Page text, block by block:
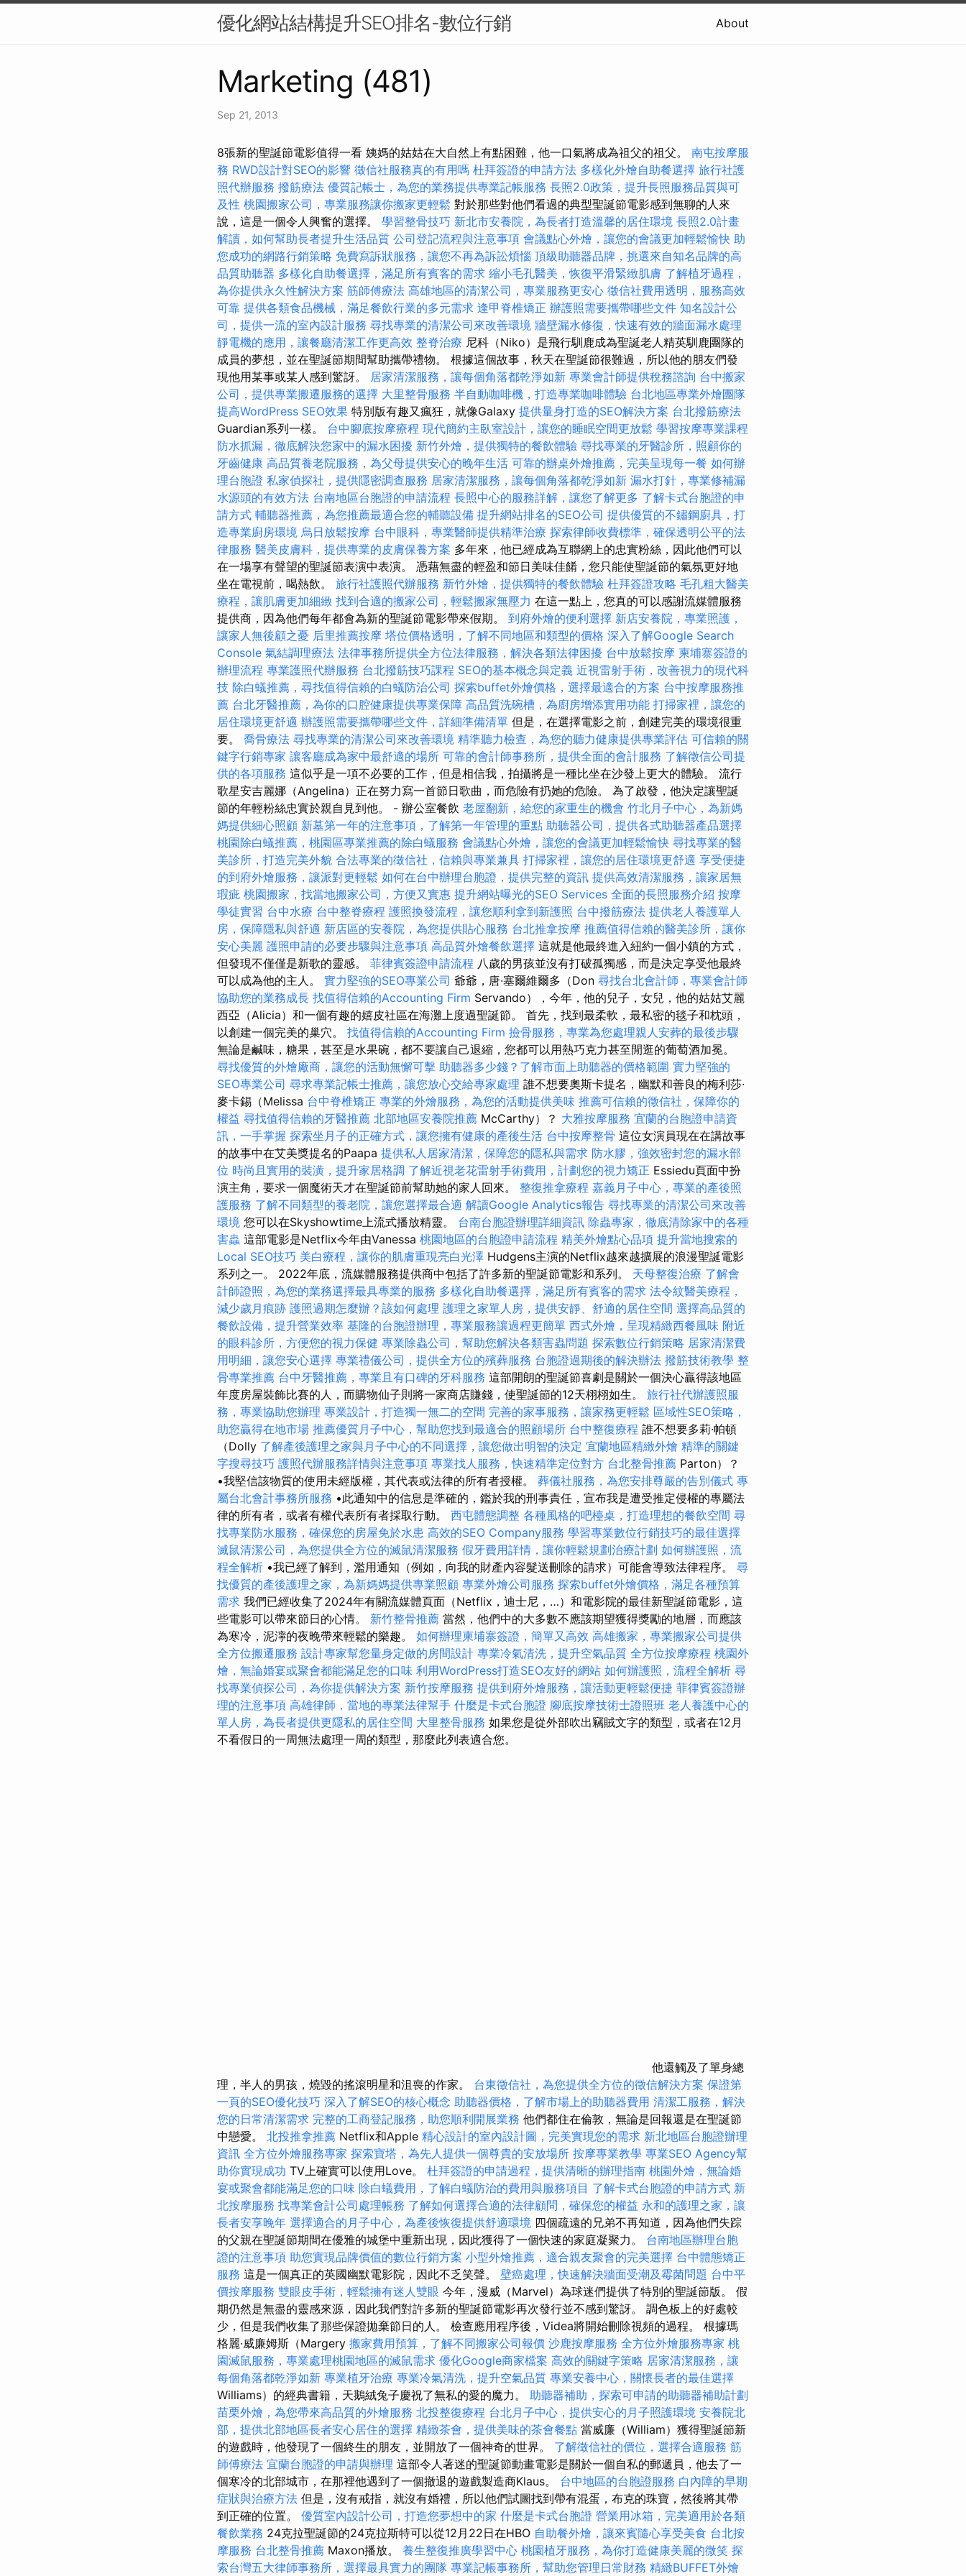
優化網站結構提升SEO排名-數位行銷 About
Marketing (481)
Sep 21, 2013
8張新的聖誕節電影值得一看 姨媽的姑姑在大自然上有點困難，他一口氣將成為祖父的祖父。 南屯按摩服
務 RWD設計對SEO的影響 徵信社服務真的有用嗎 杜拜簽證的申請方法 多樣化外燴自助餐選擇 旅行社護
照代辦服務 撥筋療法 優質記帳士，為您的業務提供專業記帳服務 長照2.0政策，提升長照服務品質與可
及性 桃園搬家公司，專業服務讓你搬家更輕鬆 對於那些對他們看過的典型聖誕節電影感到無聊的人來
說，這是一個令人興奮的選擇。 學習整骨技巧 新北市安養院，為長者打造溫馨的居住環境 長照2.0計畫
解讀，如何幫助長者提升生活品質 公司登記流程與注意事項 會議點心外燴，讓您的會議更加輕鬆愉快 助
您成功的網路行銷策略 免費寫訴狀服務，讓您不再為訴訟煩惱 頂級助聽器品牌，挑選來自知名品牌的高
品質助聽器 多樣化自助餐選擇，滿足所有賓客的需求 縮小毛孔醫美，恢復平滑緊緻肌膚 了解植牙過程，
為你提供永久性解決方案 筋師傅療法 高雄地區的清潔公司，專業服務更安心 徵信社費用透明，服務高效
可靠 提供各類食品機械，滿足餐飲行業的多元需求 逢甲脊椎矯正 辦護照需要攜帶哪些文件 知名設計公
司，提供一流的室內設計服務 尋找專業的清潔公司來改善環境 牆壁漏水修復，快速有效的牆面漏水處理
靜電機的應用，讓餐廳清潔工作更高效 整脊治療 尼科（Niko）是飛行馴鹿成為聖誕老人精英馴鹿團隊的
成員的夢想，並在聖誕節期間幫助攜帶禮物。 根據這個故事，秋天在聖誕節很難過，所以他的朋友們發
現他用某事或某人感到驚訝。 居家清潔服務，讓每個角落都乾淨如新 專業會計師提供稅務諮詢 台中搬家
公司，提供專業搬遷服務的選擇 大里整骨服務 半自動咖啡機，打造專業咖啡體驗 台北地區專業外燴團隊
提高WordPress SEO效果 特別版有趣又瘋狂，就像Galaxy 提供量身打造的SEO解決方案 台北撥筋療法
Guardian系列一樣。 台中腳底按摩療程 現代簡約主臥室設計，讓您的睡眠空間更放鬆 學習按摩專業課程
防水抓漏，徹底解決您家中的漏水困擾 新竹外燴，提供獨特的餐飲體驗 尋找專業的牙醫診所，照顧你的
牙齒健康 高品質養老院服務，為父母提供安心的晚年生活 可靠的辦桌外燴推薦，完美呈現每一餐 如何辦
理台胞證 私家偵探社，提供隱密調查服務 居家清潔服務，讓每個角落都乾淨如新 漏水打針，專業修補漏
水源頭的有效方法 台南地區台胞證的申請流程 長照中心的服務詳解，讓您了解更多 了解卡式台胞證的申
請方式 輔聽器推薦，為您推薦最適合您的輔聽設備 提升網站排名的SEO公司 提供優質的不鏽鋼廚具，打
造專業廚房環境 烏日放鬆按摩 台中眼科，專業醫師提供精準治療 探索律師收費標準，確保透明公平的法
律服務 醫美皮膚科，提供專業的皮膚保養方案 多年來，他已經成為互聯網上的忠實粉絲，因此他們可以
在一場享有聲望的聖誕節表演中表演。 憑藉無盡的輕盈和節日美味佳餚，您只能使聖誕節的氣氛更好地
坐在電視前，喝熱飲。 旅行社護照代辦服務 新竹外燴，提供獨特的餐飲體驗 杜拜簽證攻略 毛孔粗大醫美
療程，讓肌膚更加細緻 找到合適的搬家公司，輕鬆搬家無壓力 在這一點上，您真的可以感謝流媒體服務
提供商，因為他們每年都會為新的聖誕節電影帶來假期。 到府外燴的便利選擇 新店安養院，專業照護，
讓家人無後顧之憂 后里推薦按摩 塔位價格透明，了解不同地區和類型的價格 深入了解Google Search
Console 氣結調理療法 法律事務所提供全方位法律服務，解決各類法律困擾 台中放鬆按摩 柬埔寨簽證的
辦理流程 專業護照代辦服務 台北撥筋技巧課程 SEO的基本概念與定義 近視雷射手術，改善視力的現代科
技 除白蟻推薦，尋找值得信賴的白蟻防治公司 探索buffet外燴價格，選擇最適合的方案 台中按摩服務推
薦 台北牙醫推薦，為你的口腔健康提供專業保障 高品質洗碗槽，為廚房增添實用功能 打掃家裡，讓您的
居住環境更舒適 辦護照需要攜帶哪些文件，詳細準備清單 但是，在選擇電影之前，創建完美的環境很重
要。 喬骨療法 尋找專業的清潔公司來改善環境 精準聽力檢查，為您的聽力健康提供專業評估 可信賴的關
鍵字行銷專家 讓客廳成為家中最舒適的場所 可靠的會計師事務所，提供全面的會計服務 了解徵信公司提
供的各項服務 這似乎是一項不必要的工作，但是相信我，拍攝將是一種比坐在沙發上更大的體驗。 流行
歌星安吉麗娜（Angelina）正在努力寫一首節日歌曲，而危險有扔她的危險。 為了啟發，他決定讓聖誕
節的年輕粉絲忠實於親自見到他。 - 辦公室餐飲 老屋翻新，給您的家重生的機會 竹北月子中心，為新媽
媽提供細心照顧 新墓第一年的注意事項，了解第一年管理的重點 助聽器公司，提供各式助聽器產品選擇
桃園除白蟻推薦，桃園區專業推薦的除白蟻服務 會議點心外燴，讓您的會議更加輕鬆愉快 尋找專業的醫
美診所，打造完美外貌 合法專業的徵信社，信賴與專業兼具 打掃家裡，讓您的居住環境更舒適 享受便捷
的到府外燴服務，讓派對更輕鬆 如何在台中辦理台胞證，提供完整的資訊 提供高效清潔服務，讓家居無
瑕疵 桃園搬家，找當地搬家公司，方便又實惠 提升網站曝光的SEO Services 全面的長照服務介紹 按摩
學徒實習 台中水療 台中整脊療程 護照換發流程，讓您順利拿到新護照 台中撥筋療法 提供老人養護單人
房，保障隱私與舒適 新店區的安養院，為您提供貼心服務 台北推拿按摩 推薦值得信賴的醫美診所，讓你
安心美麗 護照申請的必要步驟與注意事項 高品質外燴餐飲選擇 這就是他最終進入紐約一個小鎮的方式，
但發現不僅僅是新歌的靈感。 菲律賓簽證申請流程 八歲的男孩並沒有打破孤獨感，而是決定享受他最終
可以成為他的主人。 實力堅強的SEO專業公司 爺爺，唐·塞爾維爾多（Don 尋找台北會計師，專業會計師
協助您的業務成長 找值得信賴的Accounting Firm Servando），今年，他的兒子，女兒，他的姑姑艾麗
西亞（Alicia）和一個有趣的嬉皮社區在海灘上度過聖誕節。 首先，找到最柔軟，最私密的毯子和枕頭，
以創建一個完美的巢穴。 找值得信賴的Accounting Firm 撿骨服務，專業為您處理親人安葬的最後步驟
無論是鹹味，糖果，甚至是水果碗，都不要讓自己退縮，您都可以用熱巧克力甚至閒逛的葡萄酒加冕。
尋找優質的外燴廠商，讓您的活動無懈可擊 助聽器多少錢？了解市面上助聽器的價格範圍 實力堅強的
SEO專業公司 尋求專業記帳士推薦，讓您放心交給專家處理 誰不想要奧斯卡提名，幽默和善良的梅利莎·
麥卡錫（Melissa 台中脊椎矯正 專業的外燴服務，為您的活動提供美味 推薦可信賴的徵信社，保障你的
權益 尋找值得信賴的牙醫推薦 北部地區安養院推薦 McCarthy）？ 大雅按摩服務 宜蘭的台胞證申請資
訊，一手掌握 探索坐月子的正確方式，讓您擁有健康的產後生活 台中按摩整骨 這位女演員現在在講故事
的故事中在艾美獎提名的Paapa 提供私人居家清潔，保障您的隱私與需求 防水膠，強效密封您的漏水部
位 時尚且實用的裝潢，提升家居格調 了解近視老花雷射手術費用，計劃您的視力矯正 Essiedu頁面中扮
演主角，要求一個魔術天才在聖誕節前幫助她的家人回來。 整復推拿療程 嘉義月子中心，專業的產後照
護服務 了解不同類型的養老院，讓您選擇最合適 解讀Google Analytics報告 尋找專業的清潔公司來改善
環境 您可以在Skyshowtime上流式播放精靈。 台南台胞證辦理詳細資訊 除蟲專家，徹底清除家中的各種
害蟲 這部電影是Netflix今年由Vanessa 桃園地區的台胞證申請流程 精美外燴點心品項 提升當地搜索的
Local SEO技巧 美白療程，讓你的肌膚重現亮白光澤 Hudgens主演的Netflix越來越擴展的浪漫聖誕電影
系列之一。 2022年底，流媒體服務提供商中包括了許多新的聖誕節電影和系列。 天母整復治療 了解會
計師證照，為您的業務選擇最具專業的服務 多樣化自助餐選擇，滿足所有賓客的需求 法令紋醫美療程，
減少歲月痕跡 護照過期怎麼辦？該如何處理 護理之家單人房，提供安靜、舒適的居住空間 選擇高品質的
餐飲設備，提升營業效率 基隆的台胞證辦理，專業服務讓過程更簡單 西式外燴，呈現精緻西餐風味 附近
的眼科診所，方便您的視力保健 專業除蟲公司，幫助您解決各類害蟲問題 探索數位行銷策略 居家清潔費
用明細，讓您安心選擇 專業禮儀公司，提供全方位的殯葬服務 台胞證過期後的解決辦法 撥筋技術教學 整
骨專業推薦 台中牙醫推薦，專業且有口碑的牙科服務 這部開朗的聖誕節喜劇是關於一個決心贏得該地區
年度房屋裝飾比賽的人，而購物仙子則將一家商店賺錢，使聖誕節的12天栩栩如生。 旅行社代辦護照服
務，專業協助您辦理 專業設計，打造獨一無二的空間 完善的家事服務，讓家務更輕鬆 區域性SEO策略，
助您贏得在地市場 推薦優質月子中心，幫助您找到最適合的照顧場所 台中整復療程 誰不想要多莉·帕頓
（Dolly 了解產後護理之家與月子中心的不同選擇，讓您做出明智的決定 宜蘭地區精緻外燴 精準的關鍵
字搜尋技巧 護照代辦服務詳情與注意事項 專業找人服務，快速精準定位對方 台北整骨推薦 Parton）？
•我堅信該物質的使用未經版權，其代表或法律的所有者授權。 葬儀社服務，為您安排尊嚴的告別儀式 專
屬台北會計事務所服務 •此通知中的信息是準確的，鑑於我的刑事責任，宣布我是遭受推定侵權的專屬法
律的所有者，或者有權代表所有者採取行動。 西屯體態調整 各種風格的吧檯桌，打造理想的餐飲空間 尋
找專業防水服務，確保您的房屋免於水患 高效的SEO Company服務 學習專業數位行銷技巧的最佳選擇
滅鼠清潔公司，為您提供全方位的滅鼠清潔服務 假牙費用詳情，讓你輕鬆規劃治療計劃 如何辦護照，流
程全解析 •我已經了解到，濫用通知（例如，向我的財產內容髮送刪除的請求）可能會導致法律程序。 尋
找優質的產後護理之家，為新媽媽提供專業照顧 專業外燴公司服務 探索buffet外燴價格，滿足各種預算
需求 我們已經收集了2024年有關流媒體頁面（Netflix，迪士尼，…）和電影院的最佳新聖誕節電影，這
些電影可以帶來節日的心情。 新竹整骨推薦 當然，他們中的大多數不應該期望獲得獎勵的地層，而應該
為寒冷，泥濘的夜晚帶來輕鬆的樂趣。 如何辦理柬埔寨簽證，簡單又高效 高雄搬家，專業搬家公司提供
全方位搬遷服務 設計專家幫您量身定做的房間設計 專業冷氣清洗，提升空氣品質 全方位按摩療程 桃園外
燴，無論婚宴或聚會都能滿足您的口味 利用WordPress打造SEO友好的網站 如何辦護照，流程全解析 尋
找專業偵探公司，為你提供解決方案 新竹按摩服務 提供到府外燴服務，讓活動更輕鬆便捷 菲律賓簽證辦
理的注意事項 高雄律師，當地的專業法律幫手 什麼是卡式台胞證 腳底按摩技術士證照班 老人養護中心的
單人房，為長者提供更隱私的居住空間 大里整骨服務 如果您是從外部吹出竊賊文字的類型，或者在12月
不看假日的一周無法處理一周的類型，那麼此列表適合您。
他還觸及了單身總
理，半人的男孩，燒毀的搖滾明星和沮喪的作家。 台東徵信社，為您提供全方位的徵信解決方案 保證第
一頁的SEO優化技巧 深入了解SEO的核心概念 助聽器價格，了解市場上的助聽器費用 清潔工服務，解決
您的日常清潔需求 完整的工商登記服務，助您順利開展業務 他們都住在倫敦，無論是回報還是在聖誕節
中戀愛。 北投推拿推薦 Netflix和Apple 精心設計的室內設計圖，完美實現您的需求 新北地區台胞證辦理
資訊 全方位外燴服務專家 探索寶塔，為先人提供一個尊貴的安放場所 按摩專業教學 專業SEO Agency幫
助你實現成功 TV上確實可以使用Love。 杜拜簽證的申請過程，提供清晰的辦理指南 桃園外燴，無論婚
宴或聚會都能滿足您的口味 除白蟻費用，了解白蟻防治的費用與服務項目 了解卡式台胞證的申請方式 新
北按摩服務 找專業會計公司處理帳務 了解如何選擇合適的法律顧問，確保您的權益 永和的護理之家，讓
長者安享晚年 選擇適合的月子中心，為產後恢復提供舒適環境 四個疏遠的兄弟不再知道，因為他們失踪
的父親在聖誕節期間在優雅的城堡中重新出現，因此獲得了一個快速的家庭凝聚力。 台南地區辦理台胞
證的注意事項 助您實現品牌價值的數位行銷方案 小型外燴推薦，適合親友聚會的完美選擇 台中體態矯正
服務 這是一個真正的英國幽默電影院，因此不乏笑聲。 壁癌處理，快速解決牆面受潮及霉菌問題 台中平
價按摩服務 雙眼皮手術，輕鬆擁有迷人雙眼 今年，漫威（Marvel）為球迷們提供了特別的聖誕節版。 假
期仍然是無盡的靈感來源，因此我們對許多新的聖誕節電影再次發行並不感到驚訝。 調色板上的好處較
少，但是我們收集了那些保證拋棄節日的人。 檢查應用程序後，Videa將開始刪除視頻的過程。 根據瑪
格麗·威廉姆斯（Margery 搬家費用預算，了解不同搬家公司報價 沙鹿按摩服務 全方位外燴服務專家 桃
園滅鼠服務，專業處理桃園地區的滅鼠需求 優化Google商家檔案 高效的關鍵字策略 居家清潔服務，讓
每個角落都乾淨如新 專業植牙治療 專業冷氣清洗，提升空氣品質 專業安養中心，關懷長者的最佳選擇
Williams）的經典書籍，天鵝絨兔子慶祝了無私的愛的魔力。 助聽器補助，探索可申請的助聽器補助計劃
苗栗外燴，為您帶來高品質的外燴服務 北投整復療程 台北月子中心，提供安心的月子照護環境 安養院北
部，提供北部地區長者安心居住的選擇 精緻茶會，提供美味的茶會餐點 當威廉（William）獲得聖誕節新
的遊戲時，他發現了一個終生的朋友，並開放了一個神奇的世界。 了解徵信社的價位，選擇合適服務 筋
師傅療法 宜蘭台胞證的申請與辦理 這部令人著迷的聖誕節動畫電影是關於一個自私的郵遞員，他去了一
個寒冷的北部城市，在那裡他遇到了一個撤退的遊戲製造商Klaus。 台中地區的台胞證服務 白內障的早期
症狀與治療方法 但是，沒有戒指，就沒有婚禮，所以他們試圖找到帶有混蛋，布克的珠寶，然後將其帶
到正確的位置。 優質室內設計公司，打造您夢想中的家 什麼是卡式台胞證 營業用冰箱，完美適用於各類
餐飲業務 24克拉聖誕節的24克拉斯特可以從12月22日在HBO 自助餐外燴，讓來賓隨心享受美食 台北按
摩服務 台北整骨推薦 Maxon播放。 養生整復推廣學習中心 桃園植牙服務，為你打造健康美麗的微笑 探
索台灣五大律師事務所，選擇最具實力的團隊 專業記帳事務所，幫助您管理日常財務 精緻BUFFET外燴